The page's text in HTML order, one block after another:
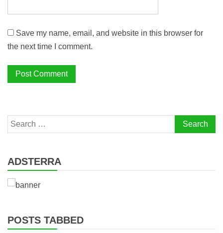
Save my name, email, and website in this browser for
the next time I comment.
Search
for:
ADSTERRA
POSTS TABBED